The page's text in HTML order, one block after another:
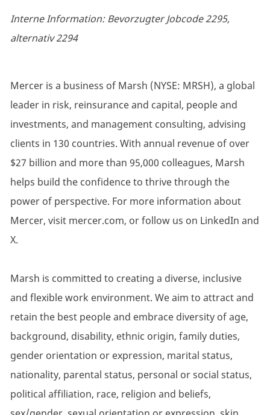
Interne Information: Bevorzugter Jobcode 2295,
alternativ 2294
Mercer is a business of Marsh (NYSE: MRSH), a global
leader in risk, reinsurance and capital, people and
investments, and management consulting, advising
clients in 130 countries. With annual revenue of over
$27 billion and more than 95,000 colleagues, Marsh
helps build the confidence to thrive through the
power of perspective. For more information about
Mercer, visit mercer.com, or follow us on LinkedIn and
X.
Marsh is committed to creating a diverse, inclusive
and flexible work environment. We aim to attract and
retain the best people and embrace diversity of age,
background, disability, ethnic origin, family duties,
gender orientation or expression, marital status,
nationality, parental status, personal or social status,
political affiliation, race, religion and beliefs,